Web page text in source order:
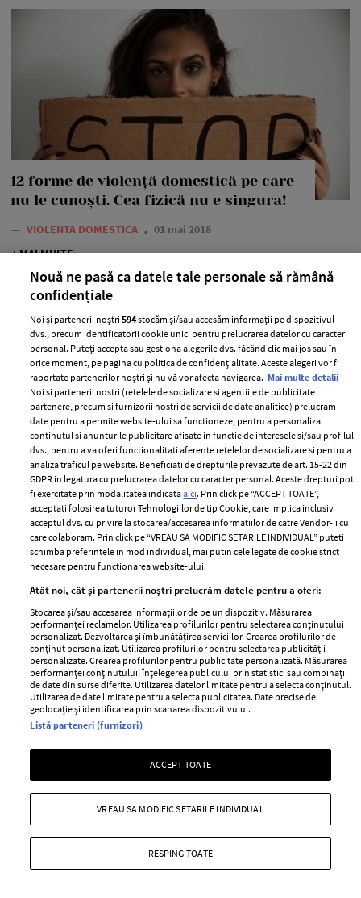
12 forme de violență domestică pe care
nu le cunoști. Cea fizică nu e singura!
— VIOLENTA DOMESTICA
01 mai 2018
+ MAI MULTE
„Prima bătaie”, un proiect de lege
absurd, care a fost deja adoptat de
Senat
VIOLENTA DOMESTICA 16 aprilie 2018
În 2018 violența domestică încă poate fi trecută cu
vederea, iar proiectul "Prima bătaie" ne arată cât de
departe suntem de normalitate.
+ MAI MULTE
Nouă ne pasă ca datele tale personale să rămână
confidențiale
Noi și partenerii noștri594stocăm și/sau accesăm informații pe dispozitivul
dvs., precum identificatorii cookie unici pentru prelucrarea datelor cu caracter
personal. Puteți accepta sau gestiona alegerile dvs. făcând clic mai jos sau în
orice moment, pe pagina cu politica de confidențialitate. Aceste alegeri vor fi
raportate partenerilor noștri și nu vă vor afecta navigarea. Mai multe detalii
Noi si partenerii nostri (retelele de socializare si agentiile de publicitate
partenere, precum si furnizorii nostri de servicii de date analitice) prelucram
date pentru a permite website-ului sa functioneze, pentru a personaliza
continutul si anunturile publicitare afisate in functie de interesele si/sau profilul
dvs., pentru a va oferi functionalitati aferente retelelor de socializare si pentru a
analiza traficul pe website. Beneficiati de drepturile prevazute de art. 15-22 din
GDPR in legatura cu prelucrarea datelor cu caracter personal. Aceste drepturi pot
fi exercitate prin modalitatea indicataaici. Prin click pe “ACCEPT TOATE”,
acceptati folosirea tuturor Tehnologiilor de tip Cookie, care implica inclusiv
acceptul dvs. cu privire la stocarea/accesarea informatiilor de catre Vendor-ii cu
care colaboram. Prin click pe “VREAU SA MODIFIC SETARILE INDIVIDUAL” puteti
schimba preferintele in mod individual, mai putin cele legate de cookie strict
necesare pentru functionarea website-ului.
Atât noi, cât și partenerii noștri prelucrăm datele pentru a oferi:
Stocarea și/sau accesarea informațiilor de pe un dispozitiv. Măsurarea
performanței reclamelor. Utilizarea profilurilor pentru selectarea conținutului
personalizat. Dezvoltarea și îmbunătățirea serviciilor. Crearea profilurilor de
conținut personalizat. Utilizarea profilurilor pentru selectarea publicității
personalizate. Crearea profilurilor pentru publicitate personalizată. Măsurarea
performanței conținutului. Înțelegerea publicului prin statistici sau combinații
de date din surse diferite. Utilizarea datelor limitate pentru a selecta conținutul.
Utilizarea de date limitate pentru a selecta publicitatea. Date precise de
geolocație și identificarea prin scanarea dispozitivului.
Listă parteneri (furnizori)
ACCEPT TOATE
RESPING TOATE
VREAU SA MODIFIC SETARILE INDIVIDUAL